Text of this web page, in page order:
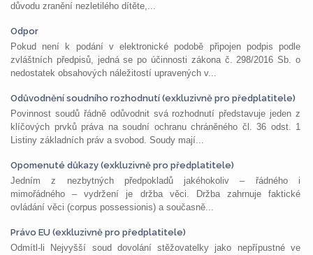
důvodu zranění nezletilého dítěte,...
Odpor
Pokud není k podání v elektronické podobě připojen podpis podle
zvláštních předpisů, jedná se po účinnosti zákona č. 298/2016 Sb. o
nedostatek obsahových náležitostí upravených v...
Odůvodnění soudního rozhodnutí (exkluzivně pro předplatitele)
Povinnost soudů řádně odůvodnit svá rozhodnutí představuje jeden z
klíčových prvků práva na soudní ochranu chráněného čl. 36 odst. 1
Listiny základních práv a svobod. Soudy mají...
Opomenuté důkazy (exkluzivně pro předplatitele)
Jedním z nezbytných předpokladů jakéhokoliv – řádného i
mimořádného – vydržení je držba věci. Držba zahrnuje faktické
ovládání věci (corpus possessionis) a současně...
Právo EU (exkluzivně pro předplatitele)
Odmítl-li Nejvyšší soud dovolání stěžovatelky jako nepřípustné ve